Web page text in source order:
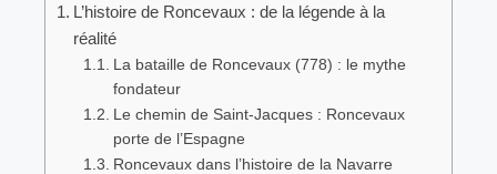
L’histoire de Roncevaux : de la légende à la
réalité
La bataille de Roncevaux (778) : le mythe
fondateur
Le chemin de Saint-Jacques : Roncevaux
porte de l’Espagne
Roncevaux dans l’histoire de la Navarre